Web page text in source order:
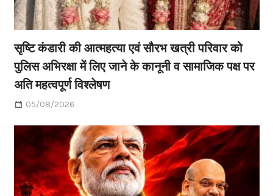
सृष्टि कंडारी की आत्महत्या एवं सौरभ खत्री परिवार को
पुलिस अभिरक्षा में लिए जाने के कानूनी व सामाजिक पक्ष पर
अति महत्वपूर्ण विश्लेषण
05/08/2026